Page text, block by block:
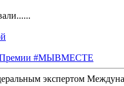
Премии #МЫВМЕСТЕ
экспертом